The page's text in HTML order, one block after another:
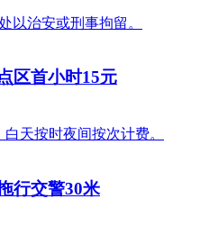
以治安或刑事拘留。
区首小时15元
天按时夜间按次计费。
行交警30米